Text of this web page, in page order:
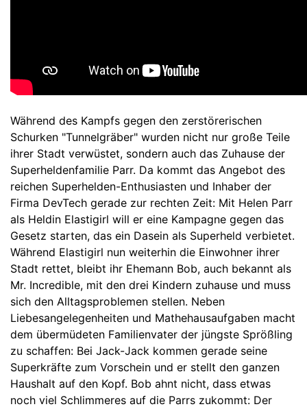
Während des Kampfs gegen den zerstörerischen
Schurken "Tunnelgräber" wurden nicht nur große Teile
ihrer Stadt verwüstet, sondern auch das Zuhause der
Superheldenfamilie Parr. Da kommt das Angebot des
reichen Superhelden-Enthusiasten und Inhaber der
Firma DevTech gerade zur rechten Zeit: Mit Helen Parr
als Heldin Elastigirl will er eine Kampagne gegen das
Gesetz starten, das ein Dasein als Superheld verbietet.
Während Elastigirl nun weiterhin die Einwohner ihrer
Stadt rettet, bleibt ihr Ehemann Bob, auch bekannt als
Mr. Incredible, mit den drei Kindern zuhause und muss
sich den Alltagsproblemen stellen. Neben
Liebesangelegenheiten und Mathehausaufgaben macht
dem übermüdeten Familienvater der jüngste Sprößling
zu schaffen: Bei Jack-Jack kommen gerade seine
Superkräfte zum Vorschein und er stellt den ganzen
Haushalt auf den Kopf. Bob ahnt nicht, dass etwas
noch viel Schlimmeres auf die Parrs zukommt: Der